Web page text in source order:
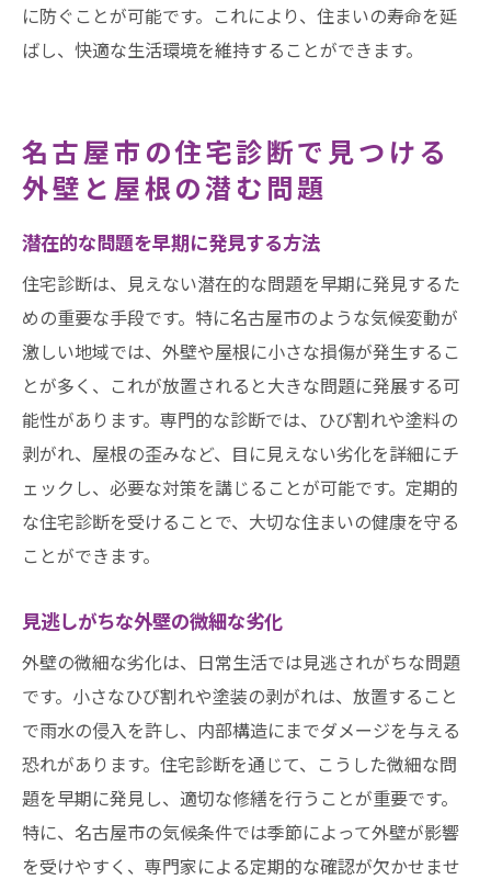
に防ぐことが可能です。これにより、住まいの寿命を延
ばし、快適な生活環境を維持することができます。
名古屋市の住宅診断で見つける
外壁と屋根の潜む問題
潜在的な問題を早期に発見する方法
住宅診断は、見えない潜在的な問題を早期に発見するた
めの重要な手段です。特に名古屋市のような気候変動が
激しい地域では、外壁や屋根に小さな損傷が発生するこ
とが多く、これが放置されると大きな問題に発展する可
能性があります。専門的な診断では、ひび割れや塗料の
剥がれ、屋根の歪みなど、目に見えない劣化を詳細にチ
ェックし、必要な対策を講じることが可能です。定期的
な住宅診断を受けることで、大切な住まいの健康を守る
ことができます。
見逃しがちな外壁の微細な劣化
外壁の微細な劣化は、日常生活では見逃されがちな問題
です。小さなひび割れや塗装の剥がれは、放置すること
で雨水の侵入を許し、内部構造にまでダメージを与える
恐れがあります。住宅診断を通じて、こうした微細な問
題を早期に発見し、適切な修繕を行うことが重要です。
特に、名古屋市の気候条件では季節によって外壁が影響
を受けやすく、専門家による定期的な確認が欠かせませ